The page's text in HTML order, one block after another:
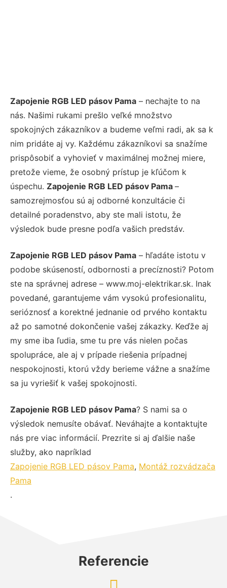
Zapojenie RGB LED pásov Pama – nechajte to na
nás. Našimi rukami prešlo veľké množstvo
spokojných zákazníkov a budeme veľmi radi, ak sa k
nim pridáte aj vy. Každému zákazníkovi sa snažíme
prispôsobiť a vyhovieť v maximálnej možnej miere,
pretože vieme, že osobný prístup je kľúčom k
úspechu. Zapojenie RGB LED pásov Pama –
samozrejmosťou sú aj odborné konzultácie či
detailné poradenstvo, aby ste mali istotu, že
výsledok bude presne podľa vašich predstáv.
Zapojenie RGB LED pásov Pama – hľadáte istotu v
podobe skúseností, odbornosti a precíznosti? Potom
ste na správnej adrese – www.moj-elektrikar.sk. Inak
povedané, garantujeme vám vysokú profesionalitu,
serióznosť a korektné jednanie od prvého kontaktu
až po samotné dokončenie vašej zákazky. Keďže aj
my sme iba ľudia, sme tu pre vás nielen počas
spolupráce, ale aj v prípade riešenia prípadnej
nespokojnosti, ktorú vždy berieme vážne a snažíme
sa ju vyriešiť k vašej spokojnosti.
Zapojenie RGB LED pásov Pama? S nami sa o
výsledok nemusíte obávať. Neváhajte a kontaktujte
nás pre viac informácií. Prezrite si aj ďalšie naše
služby, ako napríklad
Zapojenie RGB LED pásov Pama, Montáž rozvádzača
Pama
.
Referencie